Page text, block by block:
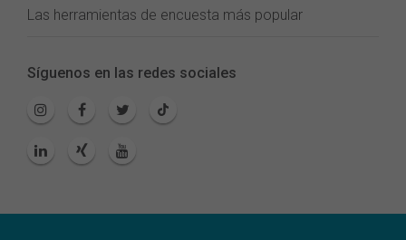
Las herramientas de encuesta más popular
Síguenos en las redes sociales